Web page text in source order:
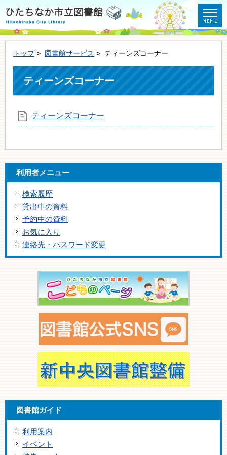
トップ> 図書館サービス > ティーンズコーナー
ティーンズコーナー
ティーンズコーナー
利用者メニュー
検索履歴
貸出中の資料
予約中の資料
お気に入り
連絡先・パスワード変更
図書館ガイド
利用案内
イベント